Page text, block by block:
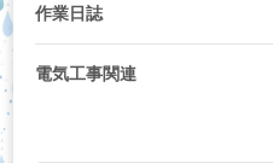
作業日誌
電気工事関連